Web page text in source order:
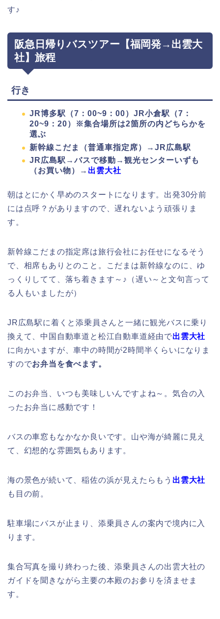
す♪
阪急日帰りバスツアー【福岡発→出雲大
社】旅程
行き
JR博多駅（7：00~9：00）JR小倉駅（7：
20~9：20）※集合場所は2箇所の内どちらかを
選ぶ
新幹線こだま（普通車指定席）→JR広島駅
JR広島駅→バスで移動→観光センターいずも
（お買い物）→ 出雲大社
朝はとにかく早めのスタートになります。出発30分前
には点呼？がありますので、遅れないよう頑張りま
す。
新幹線こだまの指定席は旅行会社にお任せになるそう
で、相席もありとのこと。こだまは新幹線なのに、ゆ
っくりしてて、落ち着きます～♪（遅い～と文句言って
る人もいましたが）
JR広島駅に着くと添乗員さんと一緒に観光バスに乗り
換えて、中国自動車道と松江自動車道経由で出雲大社
に向かいますが、車中の時間が2時間半くらいになりま
すのでお弁当を食べます。
このお弁当、いつも美味しいんですよね～。気合の入
ったお弁当に感動です！
バスの車窓もなかなか良いです。山や海が綺麗に見え
て、幻想的な雰囲気もあります。
海の景色が続いて、稲佐の浜が見えたらもう 出雲大社
も目の前。
駐車場にバスが止まり、添乗員さんの案内で境内に入
ります。
集合写真を撮り終わった後、添乗員さんの出雲大社の
ガイドを聞きながら主要の本殿のお参りを済ませま
す。